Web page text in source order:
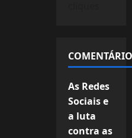
As Redes
Sociais e
a luta
contra as